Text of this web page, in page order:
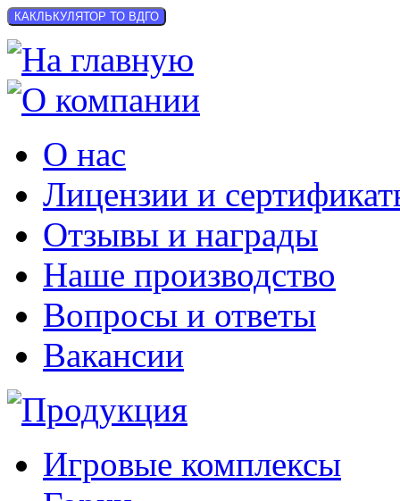
КАКЛЬКУЛЯТОР ТО ВДГО
О нас
Лицензии и
Отзывы и награды
Наше производство
Вопросы и ответы
Вакансии
Игровые комплексы